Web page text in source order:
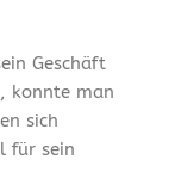
Geschäft
konnte man
sich
für sein